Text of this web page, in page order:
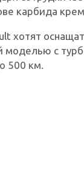
карбида
хотят
моделью с
500 км.